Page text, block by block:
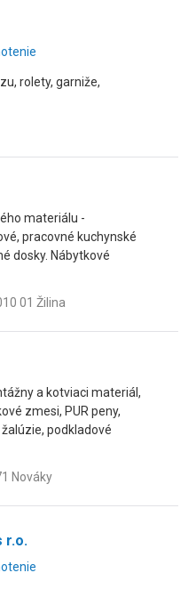
rolety, garniže,
materiálu -
pracovné kuchynské
dosky. Nábytkové
01 Žilina
a kotviaci materiál,
zmesi, PUR peny,
podkladové
Nováky
r.o.